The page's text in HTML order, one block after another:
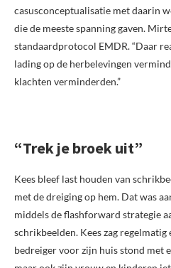
casusconceptualisatie met daarin
die de meeste spanning gaven.
standaardprotocol EMDR. “Daar
lading op de herbelevingen
klachten verminderden.”
“Trek je broek uit”
Kees bleef last houden van
met de dreiging op hem. Dat was
middels de flashforward strategie
schrikbeelden. Kees zag
bedreiger voor zijn huis stond met